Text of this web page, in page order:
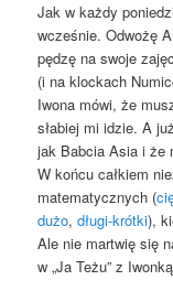
Jak w każdy
wcześnie. Odwożę
pędzę na swoje
(i na klockach
Iwona mówi, że
słabiej mi idzie. A
jak Babcia Asia i że
W końcu całkiem
matematycznych (
dużo,długi-krótki),
Ale nie martwię się
w „Ja Teżu” z